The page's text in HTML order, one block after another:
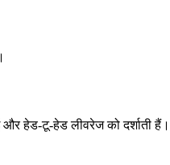
हेड-टू-हेड लीवरेज को दर्शाती हैं।